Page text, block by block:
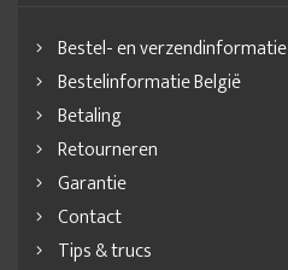
Bestel- en verzendinformatie
Bestelinformatie België
Betaling
Retourneren
Garantie
Contact
Tips & trucs